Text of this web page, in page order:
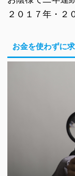
２０１７年・２
お金を使わずに